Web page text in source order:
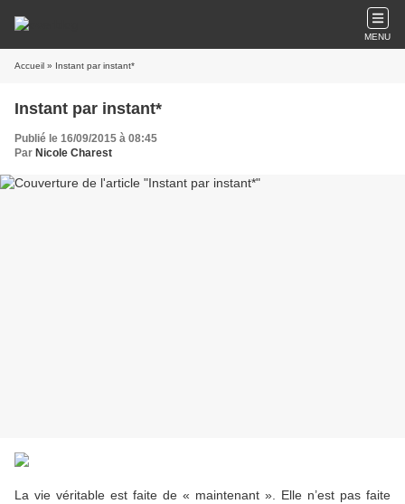
MENU
Accueil » Instant par instant*
Instant par instant*
Publié le 16/09/2015 à 08:45
Par Nicole Charest
La vie véritable est faite de « maintenant ». Elle n’est pas faite